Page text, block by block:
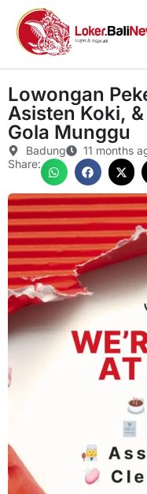
Lowongan
Asisten Koki,
Gola Munggu
Badung
11 months
Share: